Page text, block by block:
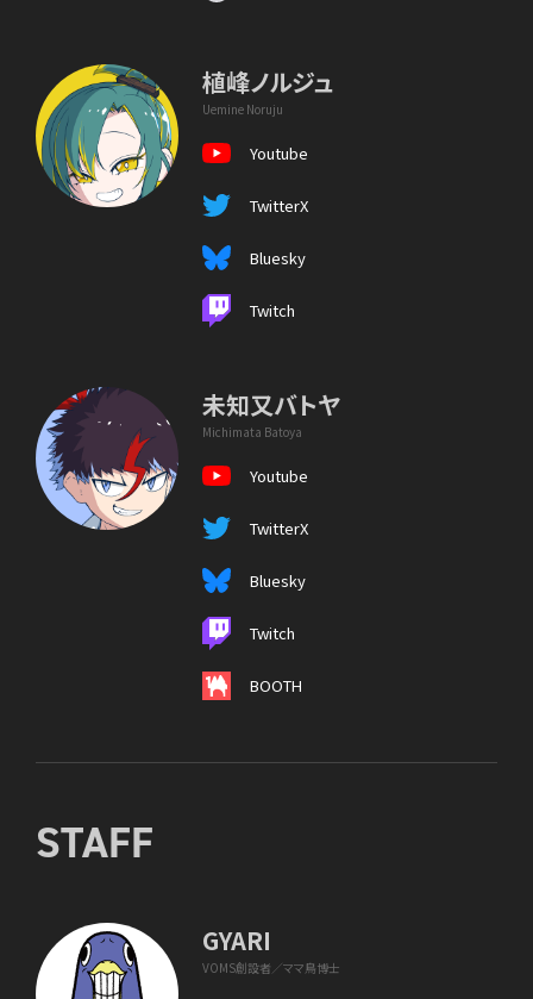
植峰ノルジュ
Uemine Noruju
Youtube
TwitterX
Bluesky
Twitch
未知又バトヤ
Michimata Batoya
Youtube
TwitterX
Bluesky
Twitch
BOOTH
STAFF
GYARI
VOMS創設者／ママ鳥博士